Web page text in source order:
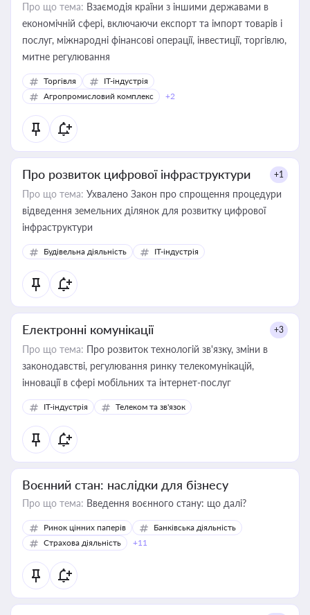
Про що тема: Взаємодія країни з іншими державами в
економічній сфері, включаючи експорт та імпорт товарів і
послуг, міжнародні фінансові операції, інвестиції, торгівлю,
митне регулювання
Торгівля
IT-індустрія
Агропромисловий комплекс
+2
Про розвиток цифрової інфраструктури +1
Про що тема: Ухвалено Закон про спрощення процедури
відведення земельних ділянок для розвитку цифрової
інфраструктури
Будівельна діяльність IT-індустрія
Електронні комунікації +3
Про що тема: Про розвиток технологій зв'язку, зміни в
законодавстві, регулювання ринку телекомунікацій,
інновації в сфері мобільних та інтернет-послуг
IT-індустрія Телеком та зв'язок
Воєнний стан: наслідки для бізнесу
Про що тема: Введення воєнного стану: що далі?
Ринок цінних паперів
Банківська діяльність
Страхова діяльність
+11